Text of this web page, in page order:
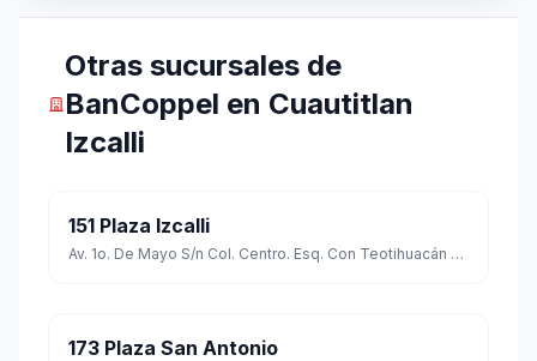
Otras sucursales de
BanCoppel en Cuautitlan
Izcalli
151 Plaza Izcalli
Av. 1o. De Mayo S/n Col. Centro. Esq. Con Teotihuacán C.p. 54700
173 Plaza San Antonio